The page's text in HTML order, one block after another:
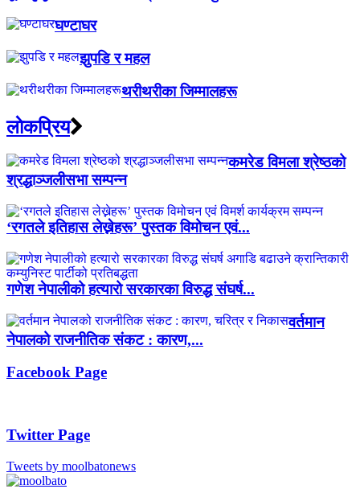
घण्टाघर
झुपडि र महल
थरीथरीका जिम्मालहरू
लाेकप्रिय
कमरेड विमला श्रेष्ठको
श्रद्धाञ्जलीसभा सम्पन्न
‘रगतले इतिहास लेख्नेहरू’ पुस्तक विमोचन एवं...
गणेश नेपालीको हत्यारो सरकारका विरुद्ध संघर्ष...
वर्तमान
नेपालको राजनीतिक संकट : कारण,...
Facebook Page
Twitter Page
Tweets by moolbatonews